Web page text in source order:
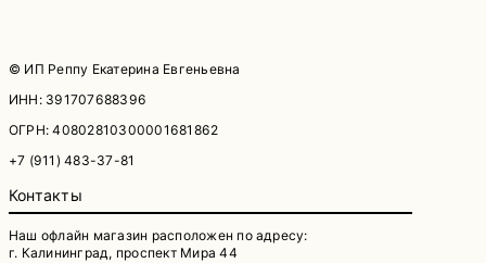
© ИП Реппу Екатерина Евгеньевна
ИНН: 391707688396
ОГРН: 40802810300001681862
+7 (911) 483-37-81
Контакты
Наш офлайн магазин расположен по адресу:
г. Калининград, проспект Мира 44